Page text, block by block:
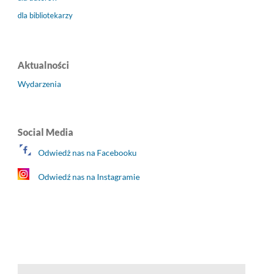
dla bibliotekarzy
Aktualności
Wydarzenia
Social Media
Odwiedż nas na Facebooku
Odwiedź nas na Instagramie